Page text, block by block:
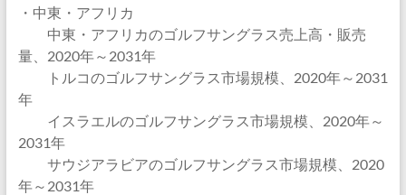
・中東・アフリカ
中東・アフリカのゴルフサングラス売上高・販売
量、2020年～2031年
トルコのゴルフサングラス市場規模、2020年～2031
年
イスラエルのゴルフサングラス市場規模、2020年～
2031年
サウジアラビアのゴルフサングラス市場規模、2020
年～2031年